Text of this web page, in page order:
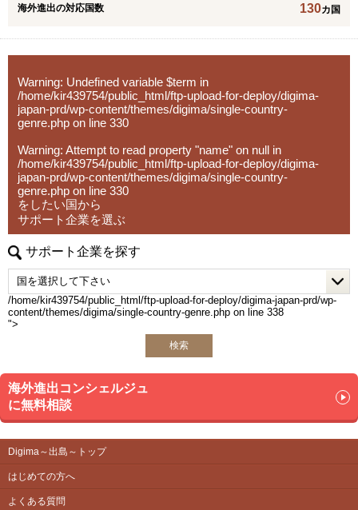
海外進出の対応国数
130カ国
Warning: Undefined variable $term in
/home/kir439754/public_html/ftp-upload-for-deploy/digima-
japan-prd/wp-content/themes/digima/single-country-
genre.php on line 330
Warning: Attempt to read property "name" on null in
/home/kir439754/public_html/ftp-upload-for-deploy/digima-
japan-prd/wp-content/themes/digima/single-country-
genre.php on line 330
をしたい国から
サポート企業を選ぶ
サポート企業を探す
/home/kir439754/public_html/ftp-upload-for-deploy/digima-japan-prd/wp-
content/themes/digima/single-country-genre.php on line 338
">
検索
海外進出コンシェルジュ
に無料相談
Digima～出島～トップ
はじめての方へ
よくある質問